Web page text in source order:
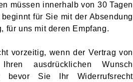
müssen innerhalb von 30 Tagen
für Sie mit der Absendung
für uns mit deren Empfang.
vorzeitig, wenn der Vertrag von
ausdrücklichen Wunsch
bevor Sie Ihr Widerrufsrecht